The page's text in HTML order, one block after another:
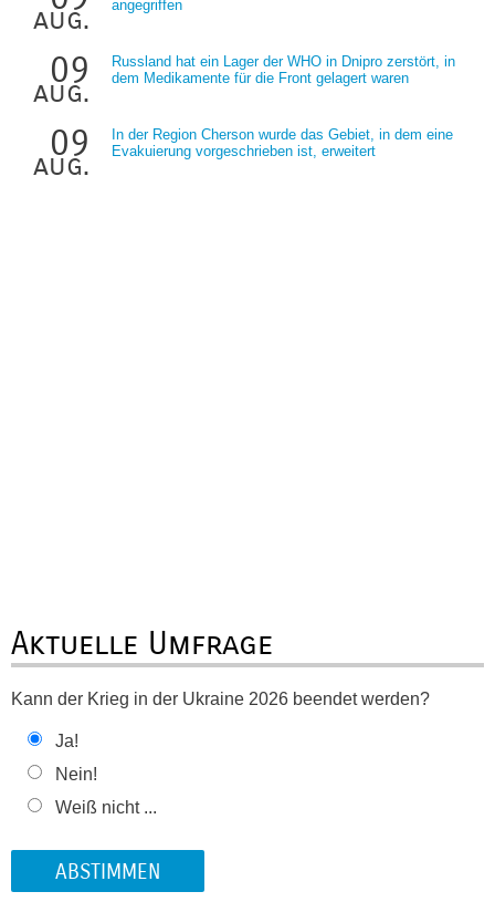
aug. angegriffen
09
aug.
Russland hat ein Lager der WHO in Dnipro zerstört, in
dem Medikamente für die Front gelagert waren
09
aug.
In der Region Cherson wurde das Gebiet, in dem eine
Evakuierung vorgeschrieben ist, erweitert
Aktuelle Umfrage
Kann der Krieg in der Ukraine 2026 beendet werden?
Ja!
Nein!
Weiß nicht ...